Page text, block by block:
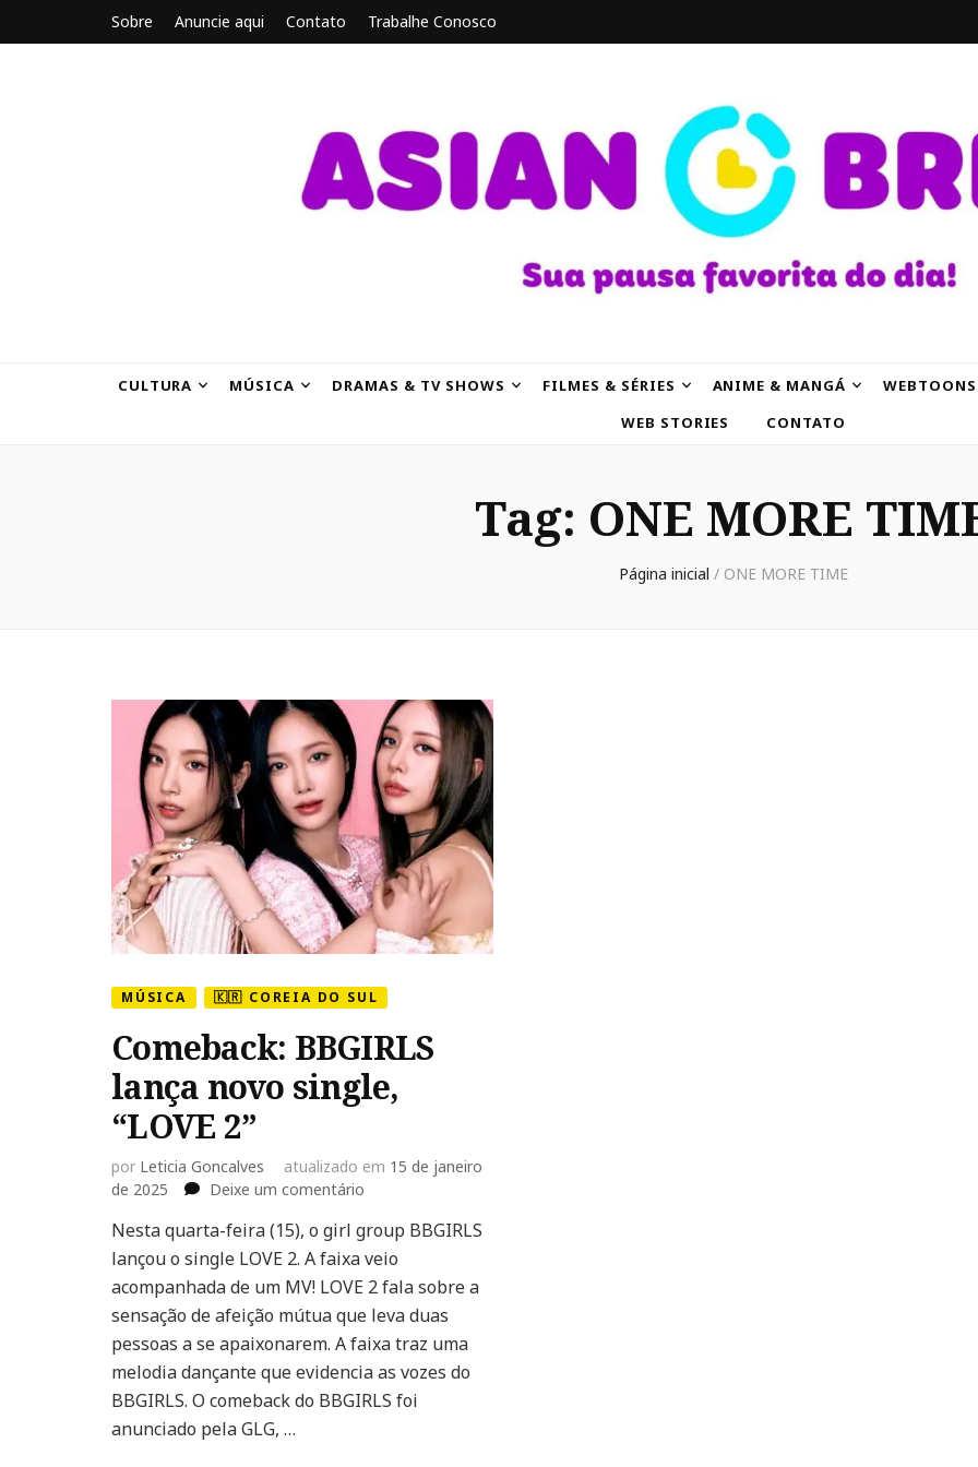
Sobre Anuncie aqui Contato Trabalhe Conosco
CULTURA MÚSICA DRAMAS & TV SHOWS FILMES & SÉRIES ANIME & MANGÁ
WEBTOONS
WEB STORIES
CONTATO
Tag: ONE MORE
Página inicial / ONE MORE TIME
MÚSICA 🇰🇷 COREIA DO SUL
Comeback: BBGIRLS
lança novo single,
“LOVE 2”
por Leticia Goncalves atualizado em 15 de janeiro
de 2025
Deixe um comentário
BBGIRLS
lança
novo
“LOVE
2”
Nesta quarta-feira (15), o girl group BBGIRLS
lançou o single LOVE 2. A faixa veio
acompanhada de um MV! LOVE 2 fala sobre a
sensação de afeição mútua que leva duas
pessoas a se apaixonarem. A faixa traz uma
melodia dançante que evidencia as vozes do
BBGIRLS. O comeback do BBGIRLS foi
anunciado pela GLG, …